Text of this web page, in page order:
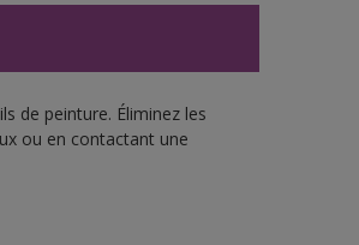
de peinture. Éliminez les
ou en contactant une